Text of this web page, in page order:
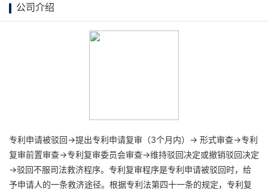
公司介绍
专利申请被驳回→提出专利申请复审（3个月内）→ 形式审查→专利
复审前置审查→专利复审委员会审查→维持驳回决定或撤销驳回决定
→驳回不服司法救济程序。专利复审程序是专利申请被驳回时，给
予申请人的一条救济途径。根据专利法第四十一条的规定，专利复